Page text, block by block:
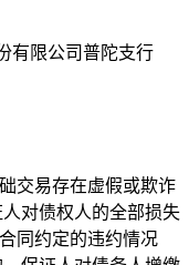
有限公司普陀支行
交易存在虚假或欺诈
对债权人的全部损失
同约定的违约情况